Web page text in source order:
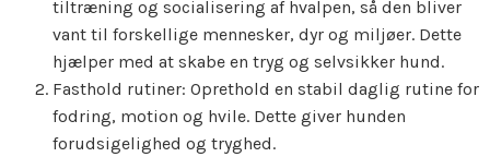
tiltræning og socialisering af hvalpen, så den bliver
vant til forskellige mennesker, dyr og miljøer. Dette
hjælper med at skabe en tryg og selvsikker hund.
Fasthold rutiner: Oprethold en stabil daglig rutine for
fodring, motion og hvile. Dette giver hunden
forudsigelighed og tryghed.